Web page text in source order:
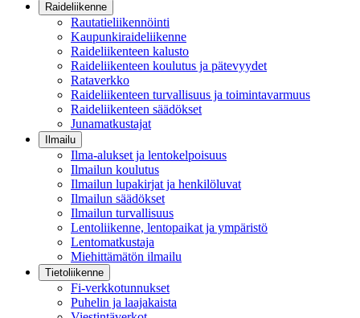
Raideliikenne
Rautatieliikennöinti
Kaupunkiraideliikenne
Raideliikenteen kalusto
Raideliikenteen koulutus ja pätevyydet
Rataverkko
Raideliikenteen turvallisuus ja toimintavarmuus
Raideliikenteen säädökset
Junamatkustajat
Ilmailu
Ilma-alukset ja lentokelpoisuus
Ilmailun koulutus
Ilmailun lupakirjat ja henkilöluvat
Ilmailun säädökset
Ilmailun turvallisuus
Lentoliikenne, lentopaikat ja ympäristö
Lentomatkustaja
Miehittämätön ilmailu
Tietoliikenne
Fi-verkkotunnukset
Puhelin ja laajakaista